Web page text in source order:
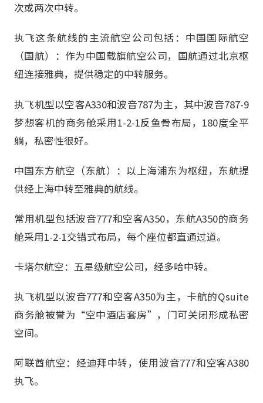
次或两次中转。
执飞这条航线的主流航空公司包括：中国国际航空
（国航）：作为中国载旗航空公司，国航通过北京枢
纽连接雅典，提供稳定的中转服务。
执飞机型以空客A330和波音787为主，其中波音787-9
梦想客机的商务舱采用1-2-1反鱼骨布局，180度全平
躺，私密性很好。
中国东方航空（东航）：以上海浦东为枢纽，东航提
供经上海中转至雅典的航线。
常用机型包括波音777和空客A350，东航A350的商务
舱采用1-2-1交错式布局，每个座位都直通过道。
卡塔尔航空：五星级航空公司，经多哈中转。
执飞机型以波音777和空客A350为主，卡航的Qsuite
商务舱被誉为“空中酒店套房”，门可关闭形成私密
空间。
阿联酋航空：经迪拜中转，使用波音777和空客A380
执飞。